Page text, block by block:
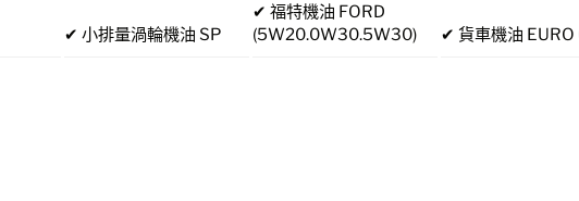
✔ 小排量渦輪機油 SP
✔ 福特機油 FORD
(5W20.0W30.5W30)
✔ 貨車機油 EURO